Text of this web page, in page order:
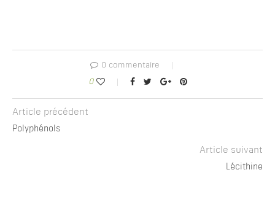
0 commentaire
0
Article précédent
Polyphénols
Article suivant
Lécithine